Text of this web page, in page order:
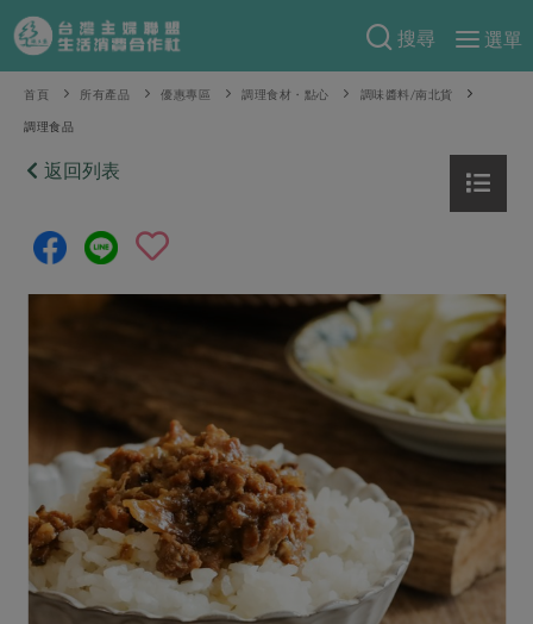
搜尋
選單
產品分類
當季蔬果
一籃菜
辛香料類
乳製品
肉品・水產
畜產肉類 水產
水畜加工品
食譜料理
米食
常備菜
蔬食
蛋料理
料理方式
預購活動
2026年端午節預購圓滿結束
更多預購活動
當季產品
傳到心坎裡，誠心又澎派
合作25-經典快閃最後一週
綠主張
一籃菜真心話
社內大小事 合作聯合國
產品故事 生活提案
樂齡生活 親子食育
廚房瑜伽
關注議題
認識合作社
合作社組織
員工與求才
產品檢驗
重要公告
首頁 所有產品 優惠專區 調理食材・點心 調味醬料/南北貨
調理食品
返回列表